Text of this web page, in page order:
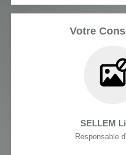
Votre
SELLEM
Responsable